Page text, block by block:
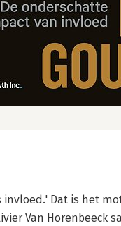
invloed.' Dat is het
Van Horenbeeck